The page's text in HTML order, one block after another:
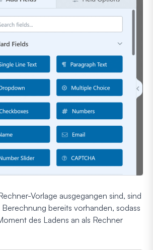
Vorlage ausgegangen sind, sind
Berechnung bereits vorhanden, sodass
des Ladens an als Rechner